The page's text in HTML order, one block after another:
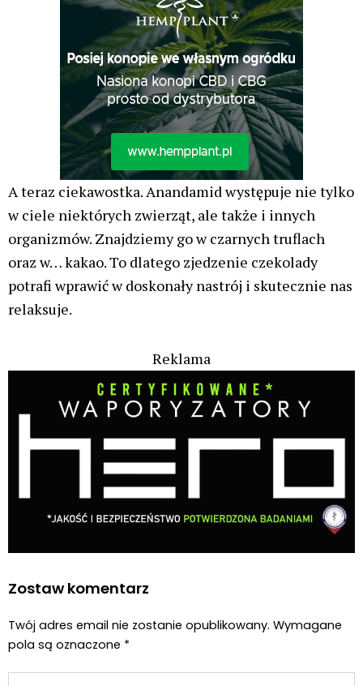
A teraz ciekawostka. Anandamid występuje nie tylko
w ciele niektórych zwierząt, ale także i innych
organizmów. Znajdziemy go w czarnych truflach
oraz w… kakao. To dlatego zjedzenie czekolady
potrafi wprawić w doskonały nastrój i skutecznie nas
relaksuje.
Reklama
Zostaw komentarz
Twój adres email nie zostanie opublikowany. Wymagane
pola są oznaczone *